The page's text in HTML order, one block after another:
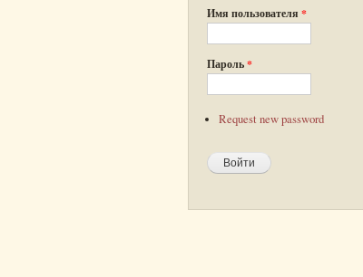
Имя пользователя *
Пароль*
Request new password